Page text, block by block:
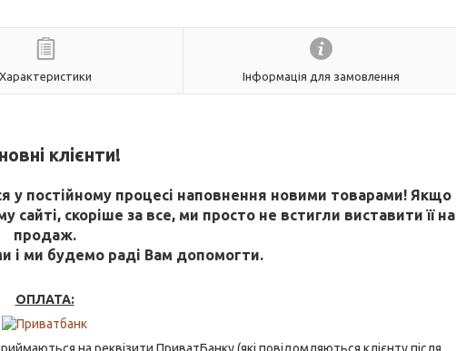
Характеристики Інформація для замовлення
клієнти!
постійному процесі наповнення новими товарами! Якщо
скоріше за все, ми просто не встигли виставити її на
продаж.
і ми будемо раді Вам допомогти.
ОПЛАТА: